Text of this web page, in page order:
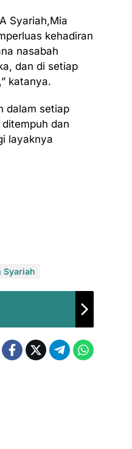
Syariah,Mia
kehadiran
nasabah
dan di setiap
katanya.
dalam setiap
dan
layaknya
Syariah